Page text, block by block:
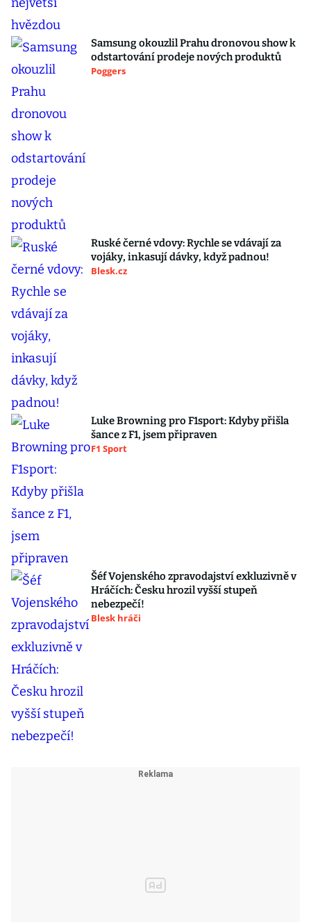
Samsung okouzlil Prahu dronovou show k
odstartování prodeje nových produktů
Poggers
Ruské černé vdovy: Rychle se vdávají za
vojáky, inkasují dávky, když padnou!
Blesk.cz
Luke Browning pro F1sport: Kdyby přišla
šance z F1, jsem připraven
F1 Sport
Šéf Vojenského zpravodajství exkluzivně v
Hráčích: Česku hrozil vyšší stupeň
nebezpečí!
Blesk hráči